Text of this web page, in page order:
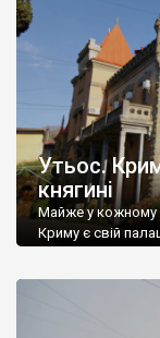
Утьос.
княгині
Майже у кожному
Криму є свій